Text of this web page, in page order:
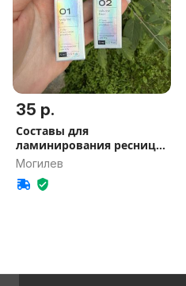
35 р.
Составы для
ламинирования ресниц и
бровей
Могилев